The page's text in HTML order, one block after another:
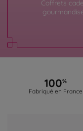
Coffrets
100%
Fabriqué en France